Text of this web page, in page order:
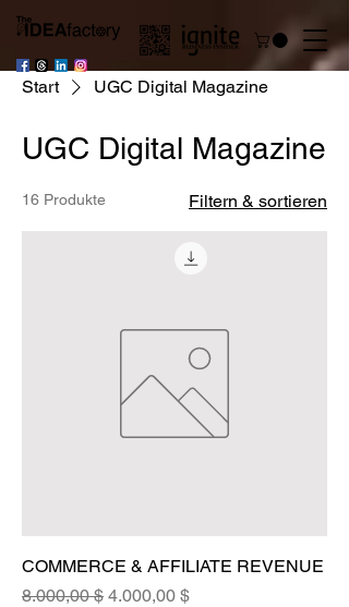
Start UGC Digital Magazine
UGC Digital Magazine
16 Produkte Filtern & sortieren
COMMERCE & AFFILIATE REVENUE
Standardpreis
8.000,00 $ Sale-Preis
4.000,00 $